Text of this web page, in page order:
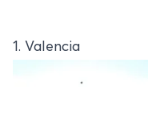
1. Valencia